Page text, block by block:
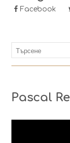
Facebook
Pascal